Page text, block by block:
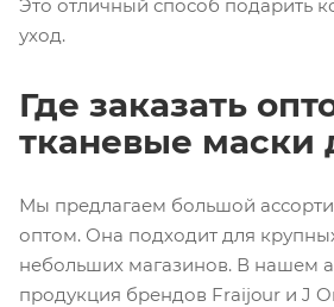
Это отличный способ подарить
уход.
Где заказать
тканевые маски
Мы предлагаем большой
оптом. Она подходит для
небольших магазинов. В нашем
продукция брендов Fraijour и J